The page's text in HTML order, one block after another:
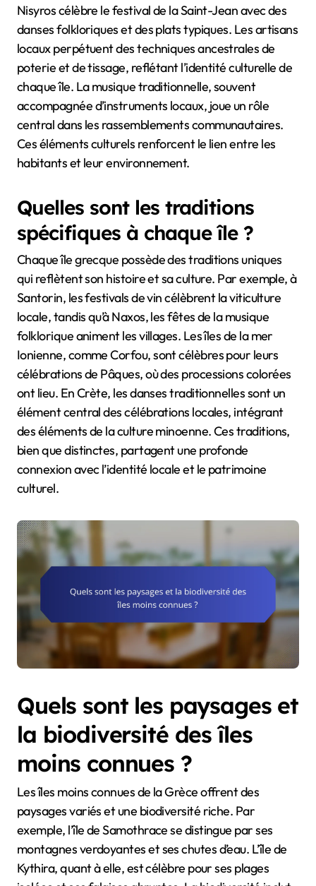
Nisyros célèbre le festival de la Saint-Jean avec des
danses folkloriques et des plats typiques. Les artisans
locaux perpétuent des techniques ancestrales de
poterie et de tissage, reflétant l’identité culturelle de
chaque île. La musique traditionnelle, souvent
accompagnée d’instruments locaux, joue un rôle
central dans les rassemblements communautaires.
Ces éléments culturels renforcent le lien entre les
habitants et leur environnement.
Quelles sont les traditions
spécifiques à chaque île ?
Chaque île grecque possède des traditions uniques
qui reflètent son histoire et sa culture. Par exemple, à
Santorin, les festivals de vin célèbrent la viticulture
locale, tandis qu’à Naxos, les fêtes de la musique
folklorique animent les villages. Les îles de la mer
Ionienne, comme Corfou, sont célèbres pour leurs
célébrations de Pâques, où des processions colorées
ont lieu. En Crète, les danses traditionnelles sont un
élément central des célébrations locales, intégrant
des éléments de la culture minoenne. Ces traditions,
bien que distinctes, partagent une profonde
connexion avec l’identité locale et le patrimoine
culturel.
Quels sont les paysages et
la biodiversité des îles
moins connues ?
Les îles moins connues de la Grèce offrent des
paysages variés et une biodiversité riche. Par
exemple, l’île de Samothrace se distingue par ses
montagnes verdoyantes et ses chutes d’eau. L’île de
Kythira, quant à elle, est célèbre pour ses plages